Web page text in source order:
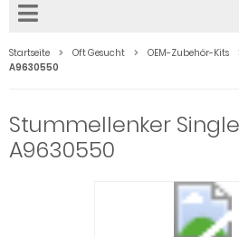
Startseite Oft Gesucht OEM-Zubehör-Kits
A9630550
Stummellenker
A9630550